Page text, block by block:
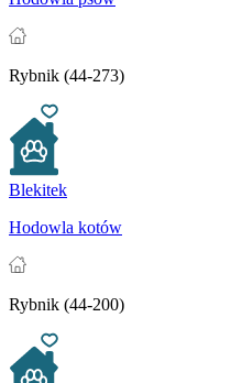
Rybnik (44-273)
Blekitek
Hodowla kotów
Rybnik (44-200)